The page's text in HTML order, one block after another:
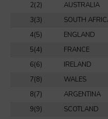
2(2)
AUSTRALIA
3(3)
SOUTH
4(5)
ENGLAND
5(4)
FRANCE
6(6)
IRELAND
7(8)
WALES
8(7)
ARGENTINA
9(9)
SCOTLAND